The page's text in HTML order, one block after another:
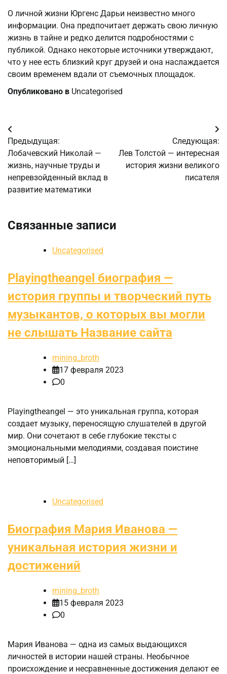
О личной жизни Юргенс Дарьи неизвестно много
информации. Она предпочитает держать свою личную
жизнь в тайне и редко делится подробностями с
публикой. Однако некоторые источники утверждают,
что у нее есть близкий круг друзей и она наслаждается
своим временем вдали от съемочных площадок.
Опубликовано в Uncategorised
Навигация
по
записям
Предыдущая:
Лобачевский Николай —
жизнь, научные труды и
непревзойденный вклад в
развитие математики
Следующая:
Лев Толстой — интересная
история жизни великого
писателя
Связанные записи
Uncategorised
Playingtheangel биография —
история группы и творческий путь
музыкантов, о которых вы могли
не слышать Название сайта
mining_broth
17 февраля 2023
0
Playingtheangel — это уникальная группа, которая
создает музыку, переносящую слушателей в другой
мир. Они сочетают в себе глубокие тексты с
эмоциональными мелодиями, создавая поистине
неповторимый […]
Uncategorised
Биография Мария Иванова —
уникальная история жизни и
достижений
mining_broth
15 февраля 2023
0
Мария Иванова — одна из самых выдающихся
личностей в истории нашей страны. Необычное
происхождение и несравненные достижения делают ее